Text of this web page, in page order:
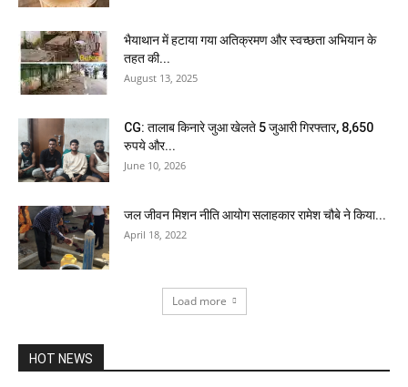
भैयाथान में हटाया गया अतिक्रमण और स्वच्छता अभियान के
तहत की...
August 13, 2025
CG: तालाब किनारे जुआ खेलते 5 जुआरी गिरफ्तार, 8,650
रुपये और...
June 10, 2026
जल जीवन मिशन नीति आयोग सलाहकार रामेश चौबे ने किया...
April 18, 2022
Load more
HOT NEWS